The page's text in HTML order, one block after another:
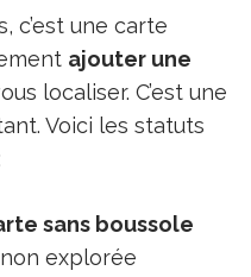
c’est une carte
ajouter une
localiser. C’est une
Voici les statuts
sans boussole
explorée